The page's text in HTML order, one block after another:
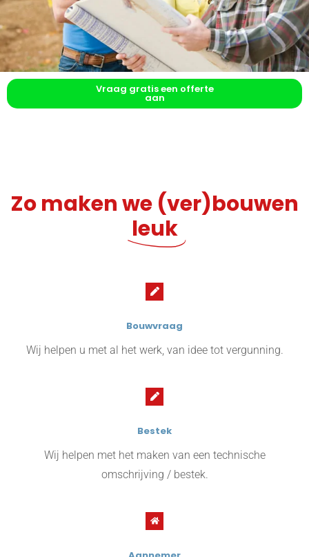
Vraag gratis een offerte
aan
Zo maken we (ver)bouwen
leuk
Bouwvraag
Wij helpen u met al het werk, van idee tot vergunning.
Bestek
Wij helpen met het maken van een technische
omschrijving / bestek.